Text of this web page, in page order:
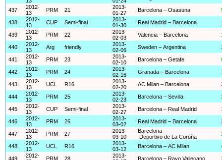
437
2012-
13
PRM 21
2013-
01-27
Barcelona – Osasuna
438
2012-
13
CUP Semi-final
2013-
01-30
Real Madrid – Barcelona
439
2012-
13
PRM 22
2013-
02-03
Valencia – Barcelona
440
2012-
13
Arg friendly
2013-
02-06
Sweden – Argentina
441
2012-
13
PRM 23
2013-
02-10
Barcelona – Getafe
442
2012-
13
PRM 24
2013-
02-16
Granada – Barcelona
443
2012-
13
UCL R16
2013-
02-20
AC Milan – Barcelona
444
2012-
13
PRM 25
2013-
02-23
Barcelona – Sevilla
445
2012-
13
CUP Semi-final
2013-
02-27
Barcelona – Real Madrid
446
2012-
13
PRM 26
2013-
03-02
Real Madrid – Barcelona
447
2012-
13
PRM 27
2013-
03-10
Barcelona –
Deportivo de La Coruña
448
2012-
13
UCL R16
2013-
03-12
Barcelona – AC Milan
449
2012-
PRM 28
2013-
Barcelona – Rayo Vallecano